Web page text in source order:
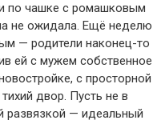
по чашке с ромашковым
не ожидала. Ещё неделю
— родители наконец-то
ей с мужем собственное
с просторной
двор. Пусть не в
развязкой — идеальный